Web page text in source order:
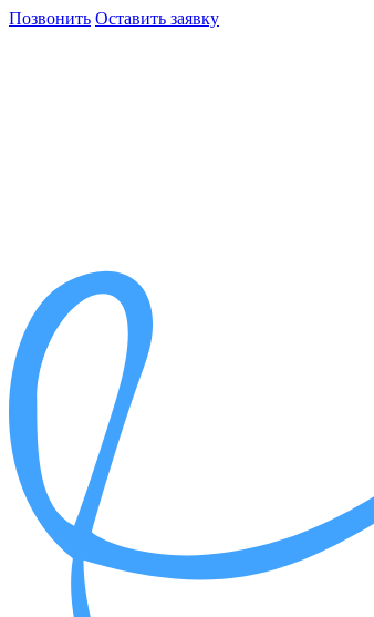
Позвонить Оставить заявку